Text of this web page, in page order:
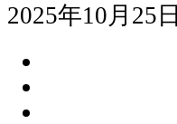
2025年10月25日